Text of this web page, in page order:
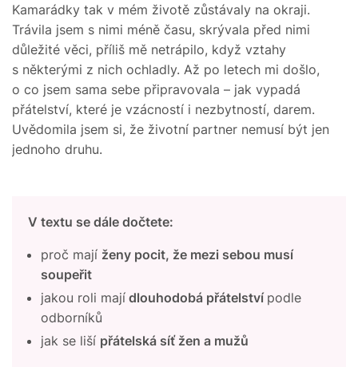
Kamarádky tak v mém životě zůstávaly na okraji.
Trávila jsem s nimi méně času, skrývala před nimi
důležité věci, příliš mě netrápilo, když vztahy
s některými z nich ochladly. Až po letech mi došlo,
o co jsem sama sebe připravovala – jak vypadá
přátelství, které je vzácností i nezbytností, darem.
Uvědomila jsem si, že životní partner nemusí být jen
jednoho druhu.
V textu se dále dočtete:
proč mají ženy pocit, že mezi sebou musí
soupeřit
jakou roli mají dlouhodobá přátelství podle
odborníků
jak se liší přátelská síť žen a mužů